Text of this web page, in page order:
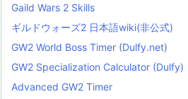
Gaild Wars 2 Skills
ギルドウォーズ2 日本語wiki(非公式)
GW2 World Boss Timer (Dulfy.net)
GW2 Specialization Calculator (Dulfy)
Advanced GW2 Timer